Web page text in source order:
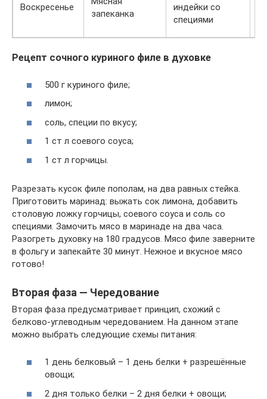
Воскресенье
запеканка
индейки со
специями
Рецепт сочного куриного филе в духовке
500 г куриного филе;
лимон;
соль, специи по вкусу;
1 ст л соевого соуса;
1 ст л горчицы.
Разрезать кусок филе пополам, на два равных стейка.
Приготовить маринад: выжать сок лимона, добавить
столовую ложку горчицы, соевого соуса и соль со
специями. Замочить мясо в маринаде на два часа.
Разогреть духовку на 180 градусов. Мясо филе заверните
в фольгу и запекайте 30 минут. Нежное и вкусное мясо
готово!
Вторая фаза — Чередование
Вторая фаза предусматривает принцип, схожий с
белково-углеводным чередованием. На данном этапе
можно выбрать следующие схемы питания:
1 день белковый – 1 день белки + разрешённые
овощи;
2 дня только белки – 2 дня белки + овощи;